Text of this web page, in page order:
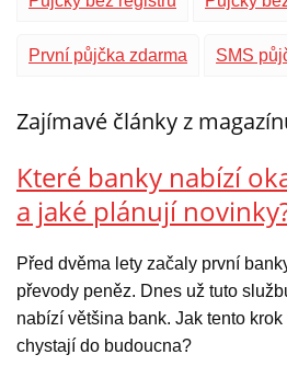
První půjčka zdarma SMS
Zajímavé články z
Které banky nabízí
a jaké plánují
Před dvěma lety začaly první
převody peněz. Dnes už tuto
nabízí většina bank. Jak tento
chystají do budoucna?